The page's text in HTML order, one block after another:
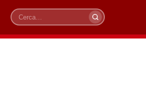
Cerca